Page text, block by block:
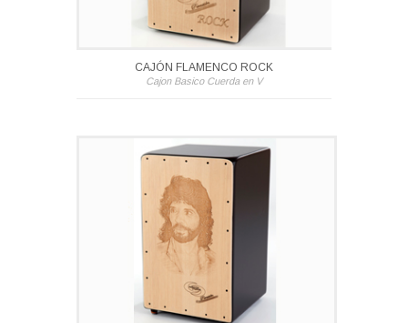
CAJÓN FLAMENCO ROCK
Cajon Basico Cuerda en V